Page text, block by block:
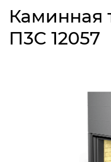
Каминная
П3С 12057